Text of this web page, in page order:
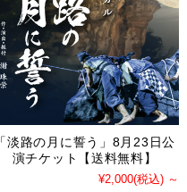
「淡路の月に誓う」8月23日公
演チケット【送料無料】
¥2,000(税込) ～